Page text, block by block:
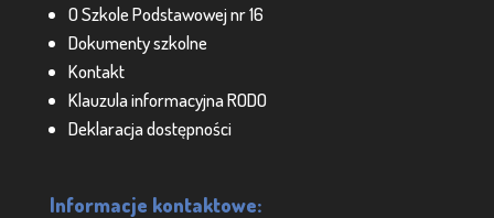
O Szkole Podstawowej nr 16
Dokumenty szkolne
Kontakt
Klauzula informacyjna RODO
Deklaracja dostępności
Informacje kontaktowe: